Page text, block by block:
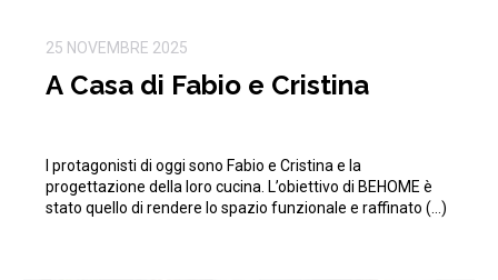
25 NOVEMBRE 2025
A Casa di Fabio e Cristina
I protagonisti di oggi sono Fabio e Cristina e la
progettazione della loro cucina. L’obiettivo di BEHOME è
stato quello di rendere lo spazio funzionale e raffinato (…)